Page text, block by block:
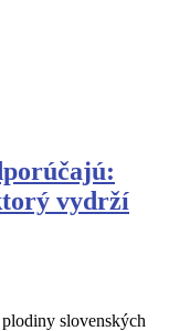
vydrží
slovenských